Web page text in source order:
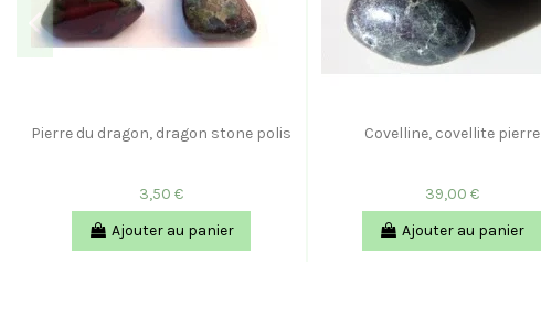
Pierre du dragon, dragon stone polis
3,50 €
Ajouter au panier
Covelline, covellite pierre
39,00 €
Ajouter au panier